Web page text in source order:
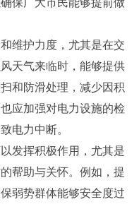
保广大市民能够提前做
维护力度，尤其是在交
天气来临时，能够提供
和防滑处理，减少因积
应加强对电力设施的检
电力中断。
发挥积极作用，尤其是
帮助与关怀。例如，提
弱势群体能够安全度过